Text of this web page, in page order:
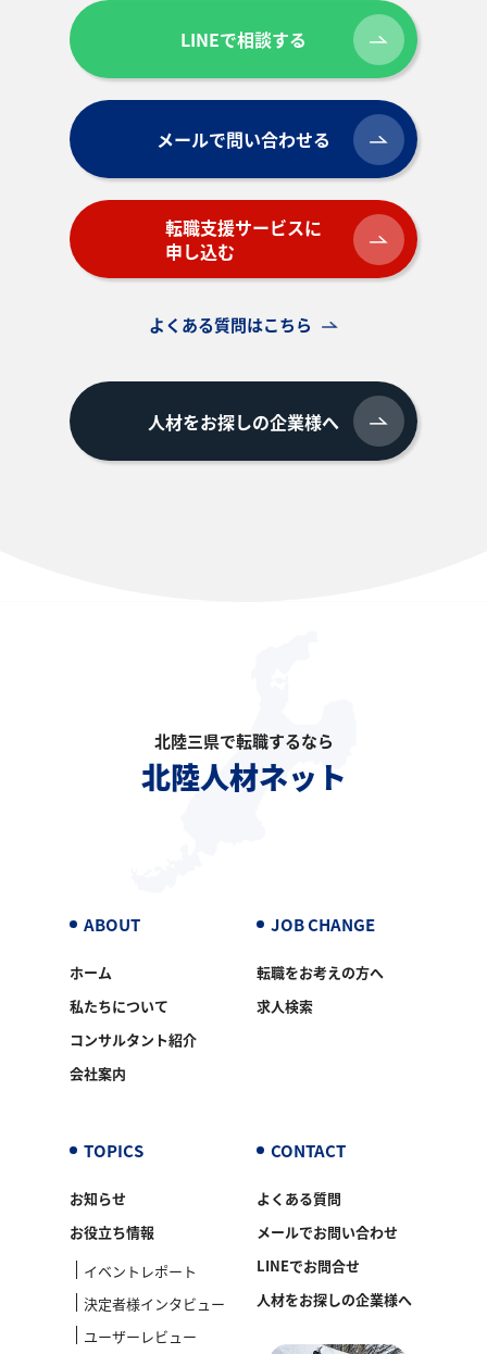
LINEで相談する
メールで問い合わせる
転職支援サービスに
申し込む
よくある質問はこちら
人材をお探しの企業様へ
北陸三県で転職するなら
北陸人材ネット
ABOUT
ホーム
私たちについて
コンサルタント紹介
会社案内
JOB CHANGE
転職をお考えの方へ
求人検索
TOPICS
お知らせ
お役立ち情報
イベントレポート
決定者様インタビュー
ユーザーレビュー
CONTACT
よくある質問
メールでお問い合わせ
LINEでお問合せ
人材をお探しの企業様へ